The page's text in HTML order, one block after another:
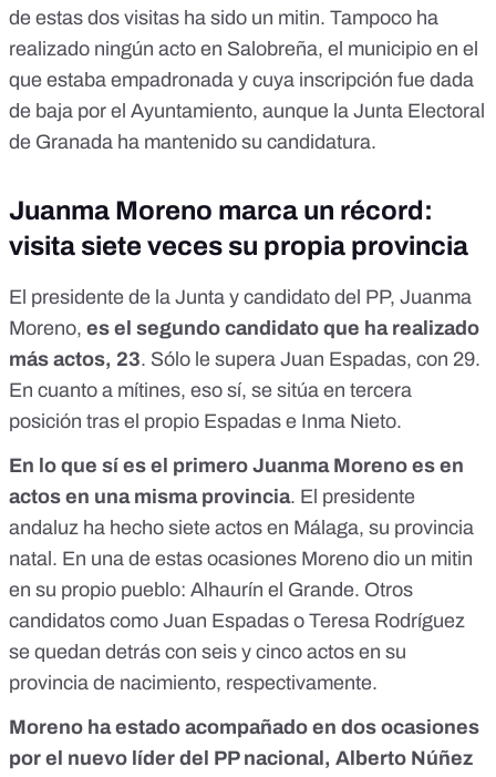
de estas dos visitas ha sido un mitin. Tampoco ha
realizado ningún acto en Salobreña, el municipio en el
que estaba empadronada y cuya inscripción fue dada
de baja por el Ayuntamiento, aunque la Junta Electoral
de Granada ha mantenido su candidatura.
Juanma Moreno marca un récord:
visita siete veces su propia provincia
El presidente de la Junta y candidato del PP, Juanma
Moreno, es el segundo candidato que ha realizado
más actos, 23. Sólo le supera Juan Espadas, con 29.
En cuanto a mítines, eso sí, se sitúa en tercera
posición tras el propio Espadas e Inma Nieto.
En lo que sí es el primero Juanma Moreno es en
actos en una misma provincia. El presidente
andaluz ha hecho siete actos en Málaga, su provincia
natal. En una de estas ocasiones Moreno dio un mitin
en su propio pueblo: Alhaurín el Grande. Otros
candidatos como Juan Espadas o Teresa Rodríguez
se quedan detrás con seis y cinco actos en su
provincia de nacimiento, respectivamente.
Moreno ha estado acompañado en dos ocasiones
por el nuevo líder del PP nacional, Alberto Núñez